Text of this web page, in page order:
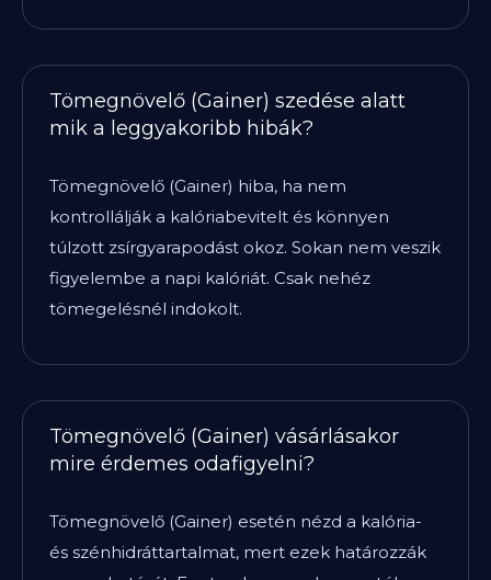
Tömegnövelő (Gainer) szedése alatt
mik a leggyakoribb hibák?
Tömegnövelő (Gainer) hiba, ha nem
kontrollálják a kalóriabevitelt és könnyen
túlzott zsírgyarapodást okoz. Sokan nem veszik
figyelembe a napi kalóriát. Csak nehéz
tömegelésnél indokolt.
Tömegnövelő (Gainer) vásárlásakor
mire érdemes odafigyelni?
Tömegnövelő (Gainer) esetén nézd a kalória-
és szénhidráttartalmat, mert ezek határozzák